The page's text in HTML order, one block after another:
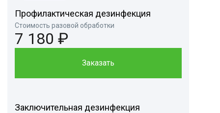
Профилактическая дезинфекция
Стоимость разовой обработки
7 180 ₽
Заказать
Заключительная дезинфекция